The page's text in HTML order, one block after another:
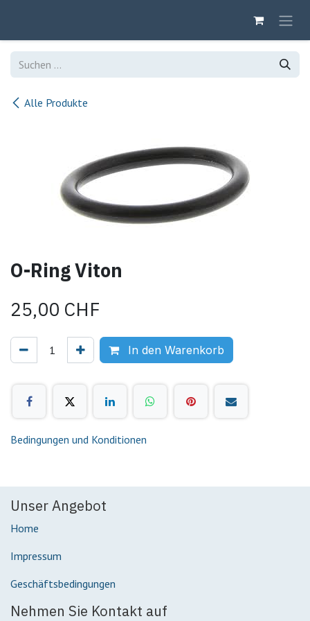
Alle Produkte
O-Ring Viton
25,00 CHF
In den Warenkorb
Bedingungen und Konditionen
Unser Angebot
Home
Impressum
Geschäftsbedingungen
Nehmen Sie Kontakt auf